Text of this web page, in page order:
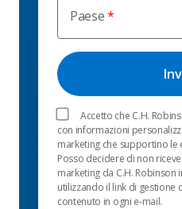
Paese
Accetto che C.H.
con informazioni
marketing che supportino le
Posso decidere di non
marketing da C.H. Robinson
utilizzando il link di gestione
contenuto in ogni e-mail.